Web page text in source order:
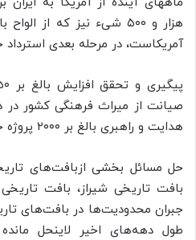
هزار و ۵۰۰ شیء نیز که از
آمریکاست، در مرحله بعدی
صیانت از میراث فرهنگی کشور در
هدایت و راهبری بالغ بر ۲۰۰۰ پروژه حفاظت و مرمت در کشور
حل مسائل بخشی ازبافت‌های
بافت تاریخی شیراز، بافت
جبران محدودیت‌ها در بافت‌های
طول دهه‌های اخیر لاینحل